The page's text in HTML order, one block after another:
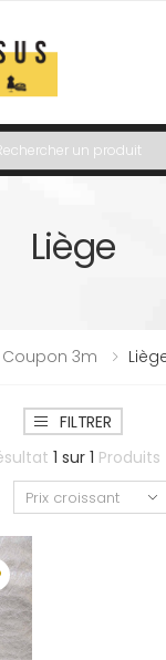
menu
Liège
Coupon 3m
FILTRER
1 sur 1 Produits